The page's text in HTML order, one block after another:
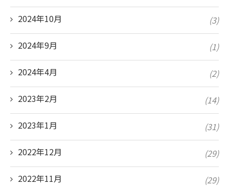
2024年10月 (3)
2024年9月 (1)
2024年4月 (2)
2023年2月 (14)
2023年1月 (31)
2022年12月 (29)
2022年11月 (29)